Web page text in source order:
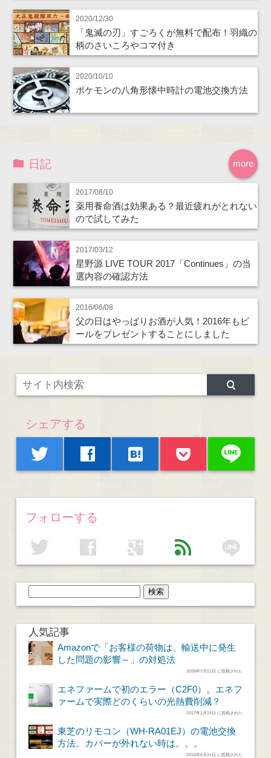
2020/12/30
「鬼滅の刃」すごろくが無料で配布！羽織の
柄のさいころやコマ付き
2020/10/10
ポケモンの八角形懐中時計の電池交換方法
more
日記
2017/08/10
薬用養命酒は効果ある？最近疲れがとれない
ので試してみた
2017/03/12
星野源 LIVE TOUR 2017「Continues」の当
選内容の確認方法
2016/06/08
父の日はやっぱりお酒が人気！2016年もビ
ールをプレゼントすることにしました
シェアする
twitter facebook hatenabookmark line
フォローする
twitter facebook google feed line
人気記事
Amazonで「お客様の荷物は、輸送中に発生
した問題の影響～」の対処法
2026年7月11日 に投稿された
エネファームで初のエラー（C2F0）。エネフ
ァームで実際どのくらいの光熱費削減？
2017年1月14日 に投稿された
東芝のリモコン（WH-RA01EJ）の電池交換
方法。カバーが外れない時は。。。
2016年6月21日 に投稿された